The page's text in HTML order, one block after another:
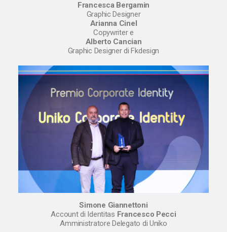
Francesca Bergamin
Graphic Designer
Arianna Cinel
Copywriter e
Alberto Cancian
Graphic Designer di Fkdesign
Simone Giannettoni
Account di Identitas Francesco Pecci
Amministratore Delegato di Uniko